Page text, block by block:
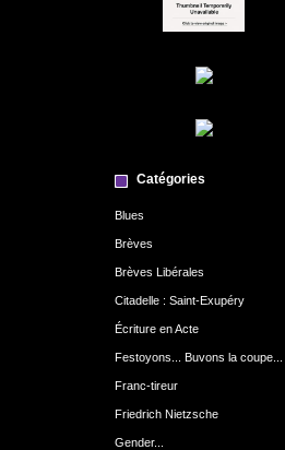
Catégories
Blues
Brèves
Brèves Libérales
Citadelle : Saint-Exupéry
Écriture en Acte
Festoyons... Buvons la coupe...
Franc-tireur
Friedrich Nietzsche
Gender...